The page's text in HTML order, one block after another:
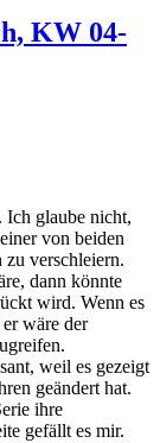
KW 04-
Ich glaube nicht,
von beiden
verschleiern.
dann könnte
wird. Wenn es
wäre der
weil es gezeigt
geändert hat.
ihre
gefällt es mir.